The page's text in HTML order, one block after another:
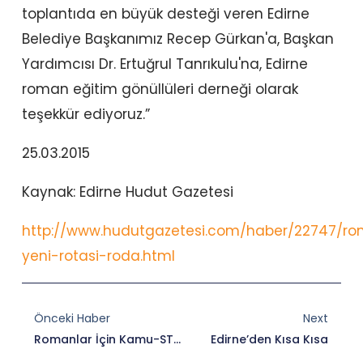
toplantıda en büyük desteği veren Edirne
Belediye Başkanımız Recep Gürkan'a, Başkan
Yardımcısı Dr. Ertuğrul Tanrıkulu'na, Edirne
roman eğitim gönüllüleri derneği olarak
teşekkür ediyoruz.”
25.03.2015
Kaynak: Edirne Hudut Gazetesi
http://www.hudutgazetesi.com/haber/22747/
yeni-rotasi-roda.html
Önceki Haber
Romanlar İçin Kamu-STK Diyalog Grubu’na Avrupa Komisyonu’ndan Ödül
Next
Edirne’den Kısa Kısa